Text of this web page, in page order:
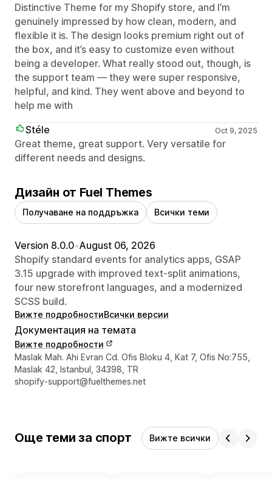
Distinctive Theme for my Shopify store, and I’m
genuinely impressed by how clean, modern, and
flexible it is. The design looks premium right out of
the box, and it’s easy to customize even without
being a developer. What really stood out, though, is
the support team — they were super responsive,
helpful, and kind. They went above and beyond to
help me with
Stéle
Oct 9, 2025
Great theme, great support. Very versatile for
different needs and designs.
Дизайн от Fuel Themes
Получаване на поддръжка Всички теми
Version 8.0.0•August 06, 2026
Shopify standard events for analytics apps, GSAP
3.15 upgrade with improved text-split animations,
four new storefront languages, and a modernized
SCSS build.
Вижте подробностиВсички версии
Документация на темата
Вижте подробности
Данни за връзка с дизайнера
Maslak Mah. Ahi Evran Cd. Ofis Bloku 4, Kat 7, Ofis No:755,
Maslak 42, Istanbul, 34398, TR
shopify-support@fuelthemes.net
Още теми за спорт Вижте всички